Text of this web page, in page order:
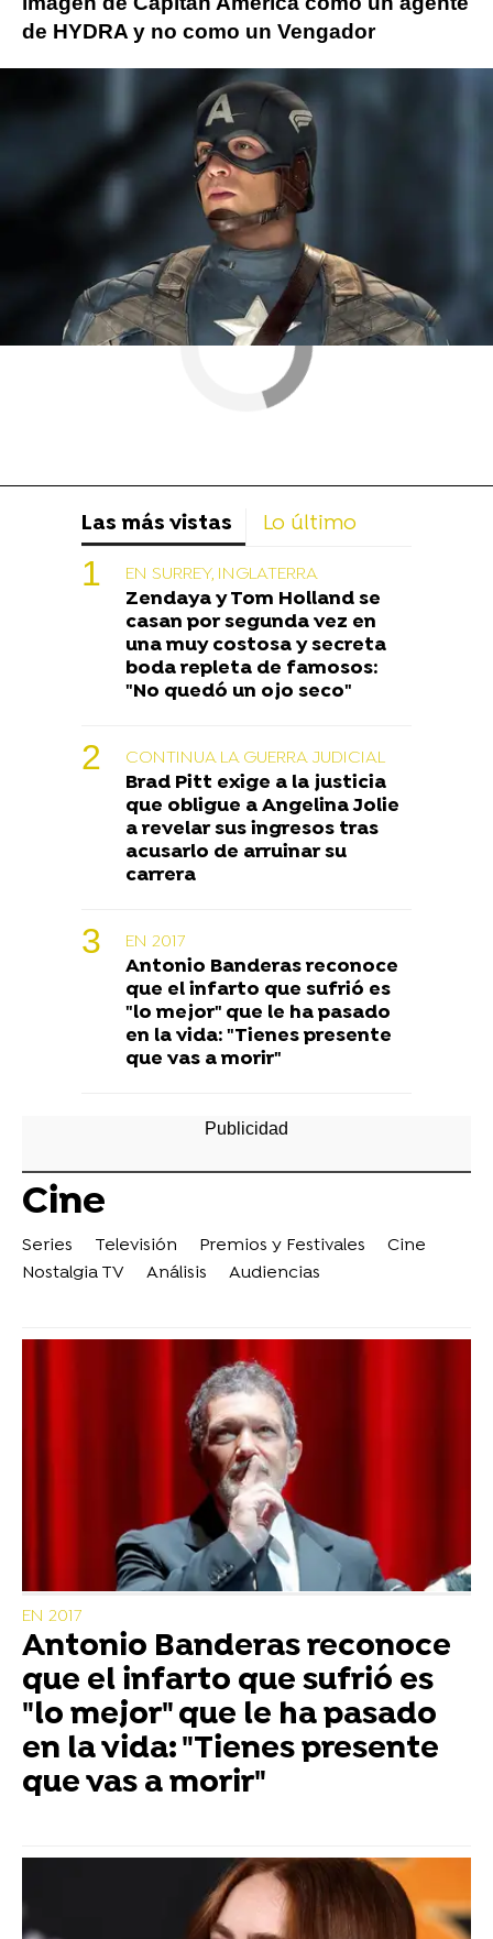
de HYDRA y no como un Vengador
marvel Capitán América
Las más vistas Lo último
EN SURREY, INGLATERRA
Zendaya y Tom Holland se
casan por segunda vez en
una muy costosa y secreta
boda repleta de famosos:
"No quedó un ojo seco"
CONTINUA LA GUERRA JUDICIAL
Brad Pitt exige a la justicia
que obligue a Angelina Jolie
a revelar sus ingresos tras
acusarlo de arruinar su
carrera
EN 2017
Antonio Banderas reconoce
que el infarto que sufrió es
"lo mejor" que le ha pasado
en la vida: "Tienes presente
que vas a morir"
Cine
Series Televisión Premios y Festivales
Cine
Nostalgia TV
Análisis Audiencias
EN 2017
Antonio Banderas reconoce
que el infarto que sufrió es
"lo mejor" que le ha pasado
en la vida: "Tienes presente
que vas a morir"